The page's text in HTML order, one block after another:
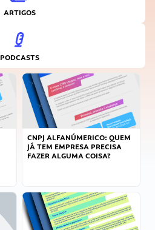
ARTIGOS
PODCASTS
CNPJ ALFANÚMERICO: QUEM
JÁ TEM EMPRESA PRECISA
FAZER ALGUMA COISA?